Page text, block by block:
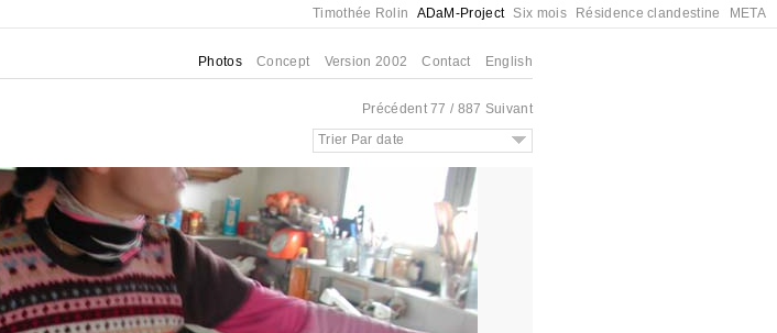
Timothée Rolin ADaM-Project Six mois Résidence clandestine META
Photos Concept Version 2002 Contact English
Précédent77 / 887 Suivant
Trier Par date